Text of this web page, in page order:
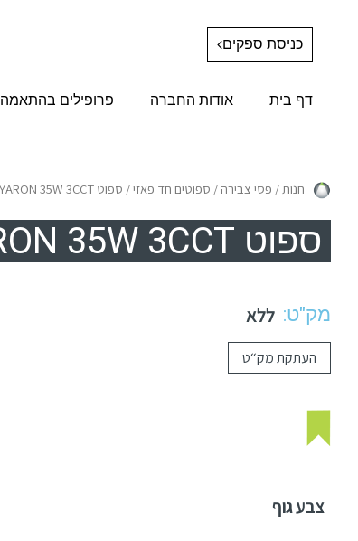
כניסת ספקים
דף בית אודות החברה פרופילים בהתאמה
חנות/ פסי צבירה / ספוטים חד פאזי/ ספוט YARON 35W 3CCT
ספוט YARON 35W 3CCT
מק"ט: ללא
העתקת מק“ט
צבע גוף